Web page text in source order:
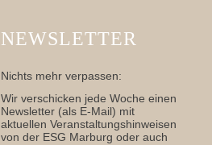
NEWSLETTER
Nichts mehr verpassen:
Wir verschicken jede Woche einen
Newsletter (als E-Mail) mit
aktuellen Veranstaltungshinweisen
von der ESG Marburg oder auch